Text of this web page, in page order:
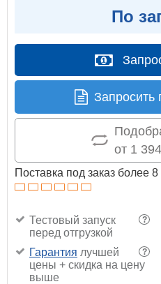
По
Запросить
от 1
Поставка под заказ более
?
Тестовый запуск
перед отгрузкой
?
Гарантия лучшей
цены + скидка на цену
выше